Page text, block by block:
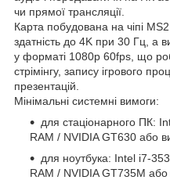
чи прямої трансляції.
Карта побудована на чіпі
здатність до 4K при 30 Гц, а
у форматі 1080p 60fps, що
стрімінгу, запису ігрового
презентацій.
Мінімальні системні вимоги:
для стаціонарного ПК:
RAM / NVIDIA GT630 або
для ноутбука: Intel i7-
RAM / NVIDIA GT735M